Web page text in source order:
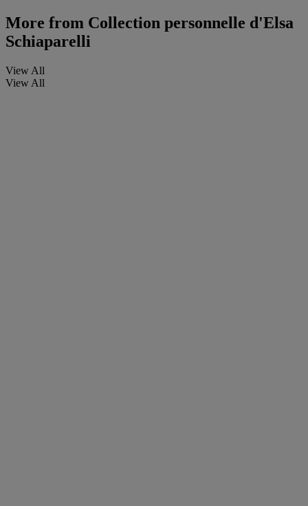
More from Collection personnelle d'Elsa
Schiaparelli
View All
View All